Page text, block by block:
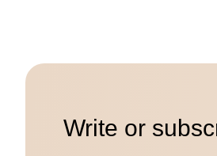
Write or